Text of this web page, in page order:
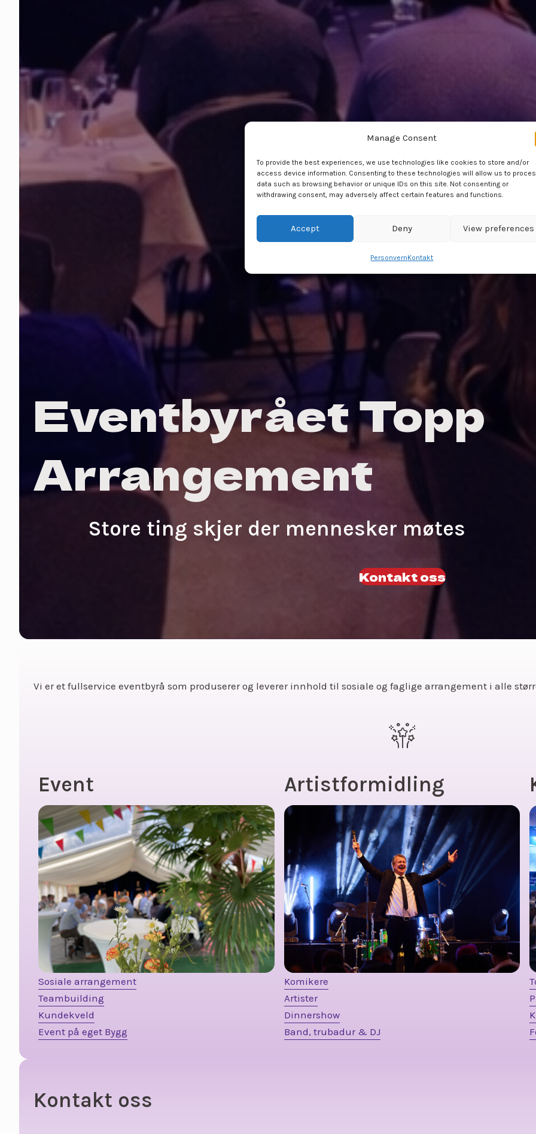
Manage Consent
To provide the best experiences, we use technologies like cookies to store and/or
access device information. Consenting to these technologies will allow us to
data such as browsing behavior or unique IDs on this site. Not consenting or
withdrawing consent, may adversely affect certain features and functions.
Accept Deny View preferences
PersonvernKontakt
Eventbyrået Topp
Arrangement
Store ting skjer der mennesker møtes
Kontakt oss
Vi er et fullservice eventbyrå som produserer og leverer innhold til sosiale og faglige arrangement i alle
Event
Sosiale arrangement
Teambuilding
Kundekveld
Event på eget Bygg
Artistformidling
Komikere
Artister
Dinnershow
Band, trubadur & DJ
Kontakt oss